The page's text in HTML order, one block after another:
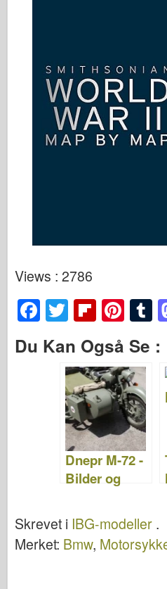
Views : 2786
F
a
c
T
wi
tt
er
Fl
ip
b
o
ar
d
Pi
nt
er
e
st
T
u
m
Du Kan Også Se :
Dnepr M-72 -
Bilder og
Skrevet i IBG-modeller .
Merket: Bmw,